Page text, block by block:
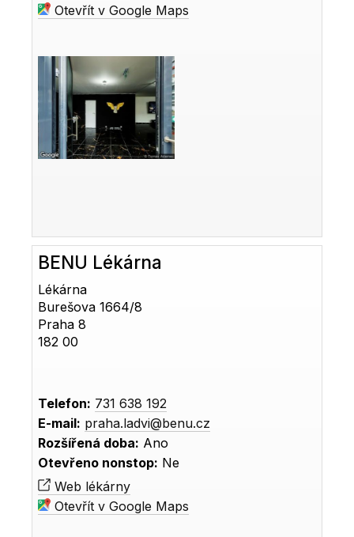
Otevřít v Google Maps
BENU Lékárna
Lékárna
Burešova 1664/8
Praha 8
182 00
Telefon: 731 638 192
E-mail: praha.ladvi@benu.cz
Rozšířená doba: Ano
Otevřeno nonstop: Ne
Web lékárny
Otevřít v Google Maps